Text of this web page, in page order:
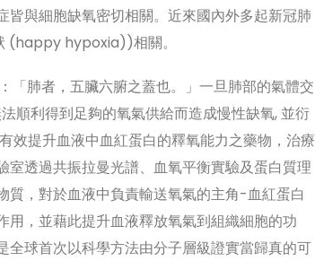
與細胞缺氧密切相關。近來國內外多起新冠肺
(happy hypoxia))相關。
「肺者，五臟六腑之蓋也。」一旦肺部的氣體交
順利得到足夠的氧氣供給而造成慢性缺氧, 並衍
效提升血液中血紅蛋白的釋氧能力之藥物，治療
透過共振拉曼光譜、血氧平衡實驗及蛋白質理
質，對於血液中負責輸送氧氣的主角-血紅蛋白
用，並藉此提升血液釋放氧氣到組織細胞的功
球首次以科學方法由分子層級證實當歸真的可